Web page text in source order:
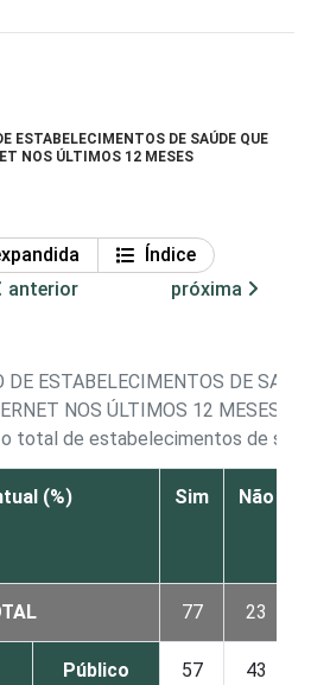
ESTABELECIMENTOS DE SAÚDE QUE
NOS ÚLTIMOS 12 MESES
Índice
anterior
próxima
DE ESTABELECIMENTOS DE SAÚDE
NOS ÚLTIMOS 12 MESES
total de estabelecimentos de saúde
(%) Sim Não
77 23
Público 57 43